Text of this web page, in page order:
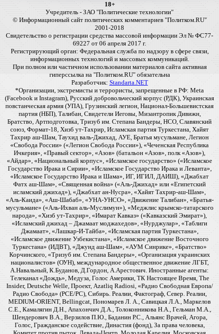
18+
Учредитель - ЗАО "Политические технологии"
© Информационный сайт политических комментариев "Политком.RU"
2001-2018
Свидетельство о регистрации средства массовой информации Эл № ФС77-
69227 от 06 апреля 2017 г.
Регистрирующий орган: Федеральная служба по надзору в сфере связи,
информационных технологий и массовых коммуникаций.
При полном или частичном использовании материалов сайта активная
гиперссылка на "Политком.RU" обязательна
Разработчик: Standarta.NET
*Организации, экстремисты и террористы, запрещенные в РФ: Meta
(Facebook и Instagram), Русский добровольческий корпус (РДК), Украинская
повстанческая армия (УПА), Грузинский легион, Национал-Большевистская
партия (НБП), Талибан, Свидетели Иеговы, Мизантропик Дивижн,
Братство, Артподготовка, Тризуб им. Степана Бандеры, НСО, Славянский
союз, Формат-18, Хизб ут-Тахрир, Исламская партия Туркестана, Хайят
Тахрир аш-Шам, Таухид валь-Джихад, АУЕ, Братья мусульмане, Легион
«Свобода России» («Легион Свобода России»), «Чеченская Республика
Ичкерия», «Правый сектор», «Азов» (батальон «Азов», полк «Азов»),
«Айдар», «Национальный корпус», «Исламское государство» («Исламское
Государство Ирака и Сирии», «Исламское Государство Ирака и Леванта»,
«Исламское Государство Ирака и Шама», ИГ, ИГИЛ, ДАИШ), «Джабхат
Фатх аш-Шам», «Священная война» («Аль-Джихад» или «Египетский
исламский джихад»), «Джабхат ан-Нусра», «Хайят Тахрир-аш-Шам»,
«Аль-Каида», «Аш-Шабаб», «УНА-УНСО», «Движение Талибан», «Братья-
мусульмане» («Аль-Ихван аль-Муслимун»), «Меджлис крымско-татарского
народа», «Хизб ут-Тахрир», «Имарат Кавказ» («Кавказский Эмират»),
«Исламский джихад – Джамаат моджахедов», «Нурджулар», «Таблиги
Джамаат», «Лашкар-И-Тайба», «Исламская партия Туркестана»,
«Исламское движение Узбекистана», «Исламское движение Восточного
Туркестана» (ИДВТ), «Джунд аш-Шам», «АУМ Синрике», «Братство»
Корчинского, «Тризуб им. Степана Бандеры», «Организация украинских
националистов» (ОУН), международное общественное движение ЛГБТ,
А.Навальный, К.Буданов, Д.Гордон, А.Арестович. Иностранные агенты:
Телеканал «Дождь», Медуза, Голос Америки, ТК Настоящее Время, The
Insider, Deutsche Welle, Проект, Azatliq Radiosi, «Радио Свободная Европа/
Радио Свобода» (PCE/PC), Сибирь. Реалии, Фактограф, Север. Реалии,
MEDIUM-ORIENT, Bellingcat, Пономарев Л. А., Савицкая Л.А., Маркелов
С.Е., Камалягин Д.Н., Апахончич Д.А., Толоконникова Н.А., Гельман М.А.,
Шендерович В.А., Верзилов П.Ю., Баданин Р.С., Альянс Врачей, Агора,
Голос, Гражданское содействие, Династия (фонд), За права человека,